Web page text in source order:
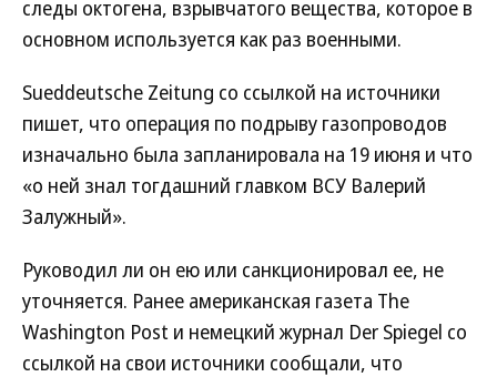
следы октогена, взрывчатого вещества, которое в
основном используется как раз военными.
Sueddeutsche Zeitung со ссылкой на источники
пишет, что операция по подрыву газопроводов
изначально была запланировала на 19 июня и что
«о ней знал тогдашний главком ВСУ Валерий
Залужный».
Руководил ли он ею или санкционировал ее, не
уточняется. Ранее американская газета The
Washington Post и немецкий журнал Der Spiegel со
ссылкой на свои источники сообщали, что